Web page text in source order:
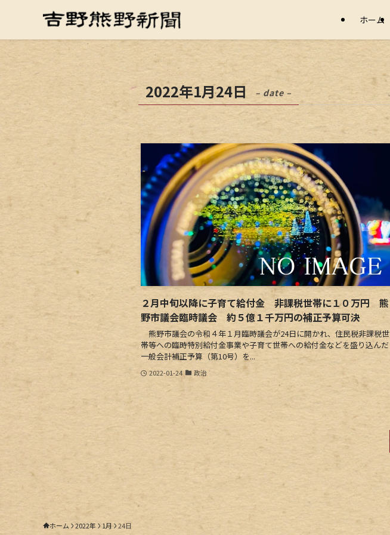
ホーム
2022年1月24日 – date –
２月中旬以降に子育て給付金 非課税世帯に１０万円 熊
野市議会臨時議会 約５億１千万円の補正予算可決
熊野市議会の令和４年１月臨時議会が24日に開かれ、住民税非課税世
帯等への臨時特別給付金事業や子育て世帯への給付金などを盛り込んだ
一般会計補正予算（第10号）を...
2022-01-24 政治
ホーム 2022年 1月 24日